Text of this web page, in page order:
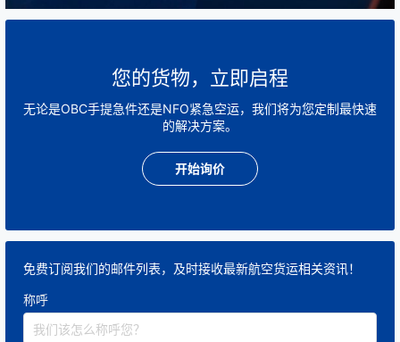
您的货物，立即启程
无论是OBC手提急件还是NFO紧急空运，我们将为您定制最快速
的解决方案。
开始询价
免费订阅我们的邮件列表，及时接收最新航空货运相关资讯！
称呼